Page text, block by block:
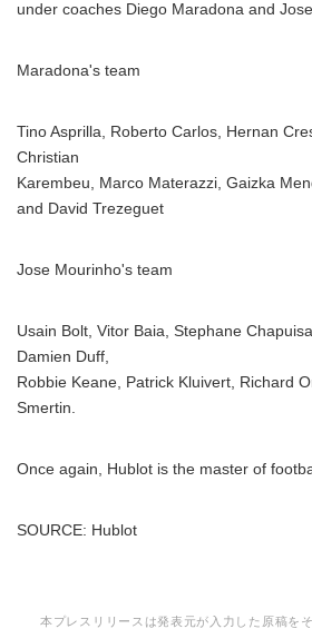
under coaches Diego Maradona and
Maradona's team
Tino Asprilla, Roberto Carlos, Hernan
Christian
Karembeu, Marco Materazzi, Gaizka
and David Trezeguet
Jose Mourinho's team
Usain Bolt, Vitor Baia, Stephane
Damien Duff,
Robbie Keane, Patrick Kluivert, Richard
Smertin.
Once again, Hublot is the master of
SOURCE: Hublot
本プレスリリースは発表元が入力した原稿を